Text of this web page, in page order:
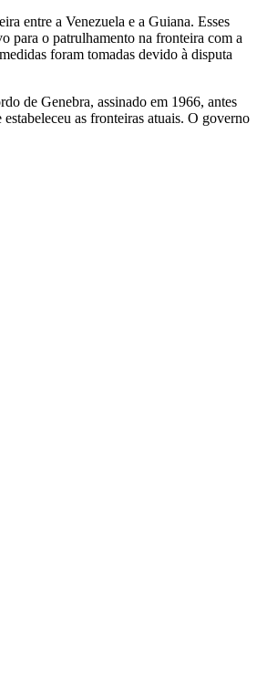
entre a Venezuela e a Guiana. Esses
para o patrulhamento na fronteira com a
foram tomadas devido à disputa
de Genebra, assinado em 1966, antes
as fronteiras atuais. O governo